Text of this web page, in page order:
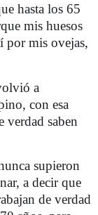
hasta los 65
mis huesos
por mis ovejas,
a
con esa
verdad saben
supieron
a decir que
de verdad